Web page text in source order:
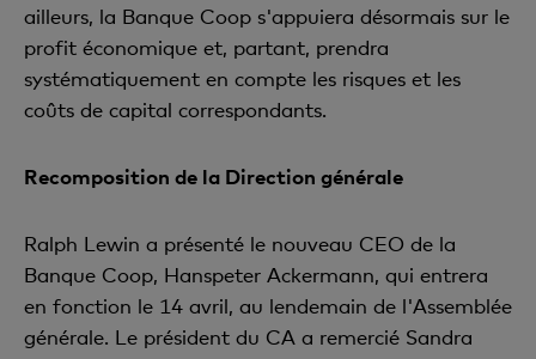
ailleurs, la Banque Coop s'appuiera désormais sur le
profit économique et, partant, prendra
systématiquement en compte les risques et les
coûts de capital correspondants.
Recomposition de la Direction générale
Ralph Lewin a présenté le nouveau CEO de la
Banque Coop, Hanspeter Ackermann, qui entrera
en fonction le 14 avril, au lendemain de l'Assemblée
générale. Le président du CA a remercié Sandra